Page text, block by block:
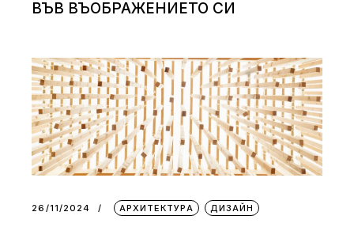
ВЪВ ВЪОБРАЖЕНИЕТО СИ
26/11/2024 АРХИТЕКТУРА ДИЗАЙН